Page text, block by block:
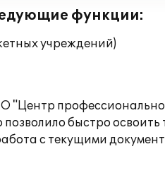
функции:
учреждений)
"Центр
быстро
с текущими